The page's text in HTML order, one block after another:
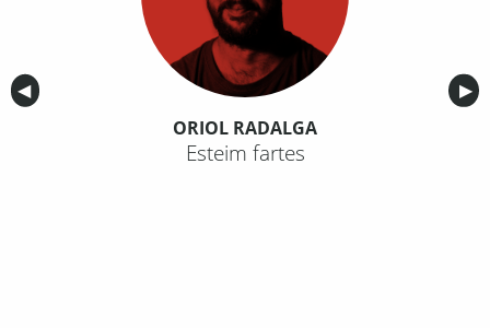
Anterior
◀︎ ▶︎
ORIOL RADALGA
Esteim fartes